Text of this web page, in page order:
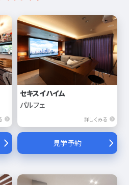
セキスイハイム
パルフェ
詳しくみる
見学予約